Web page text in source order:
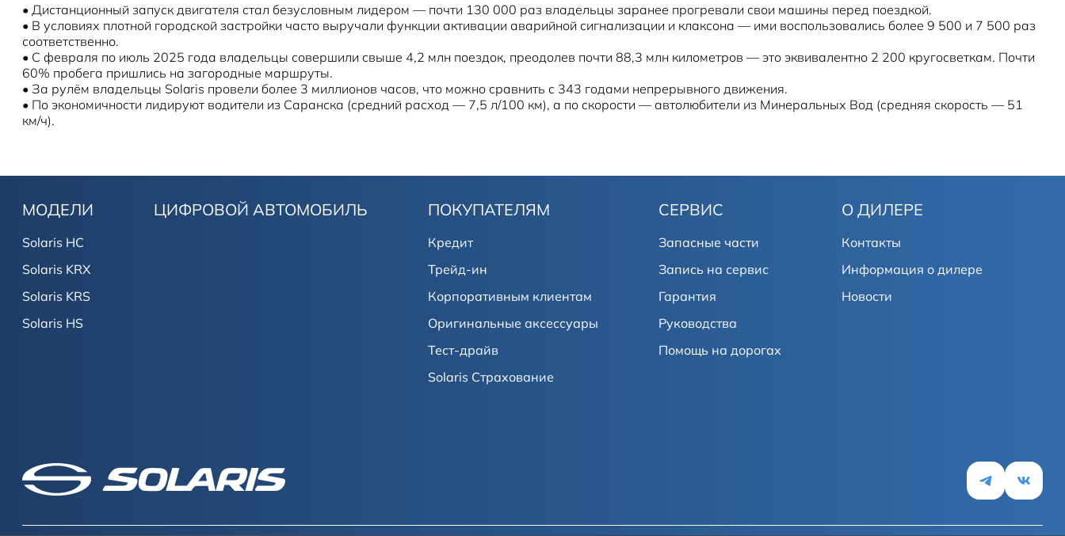
• Дистанционный запуск двигателя стал безусловным лидером — почти 130 000 раз владельцы заранее прогревали свои машины перед поездкой.
• В условиях плотной городской застройки часто выручали функции активации аварийной сигнализации и клаксона — ими воспользовались более 9 500 и 7 500 раз
соответственно.
• С февраля по июль 2025 года владельцы совершили свыше 4,2 млн поездок, преодолев почти 88,3 млн километров — это эквивалентно 2 200 кругосветкам. Почти
60% пробега пришлись на загородные маршруты.
• За рулём владельцы Solaris провели более 3 миллионов часов, что можно сравнить с 343 годами непрерывного движения.
• По экономичности лидируют водители из Саранска (средний расход — 7,5 л/100 км), а по скорости — автолюбители из Минеральных Вод (средняя скорость — 51
км/ч).
МОДЕЛИ
Solaris HC
Solaris KRX
Solaris KRS
Solaris HS
ЦИФРОВОЙ АВТОМОБИЛЬ ПОКУПАТЕЛЯМ
Кредит
Трейд-ин
Корпоративным клиентам
Оригинальные аксессуары
Тест-драйв
Solaris Страхование
СЕРВИС
Запасные части
Запись на сервис
Гарантия
Руководства
Помощь на дорогах
О ДИЛЕРЕ
Контакты
Информация о дилере
Новости